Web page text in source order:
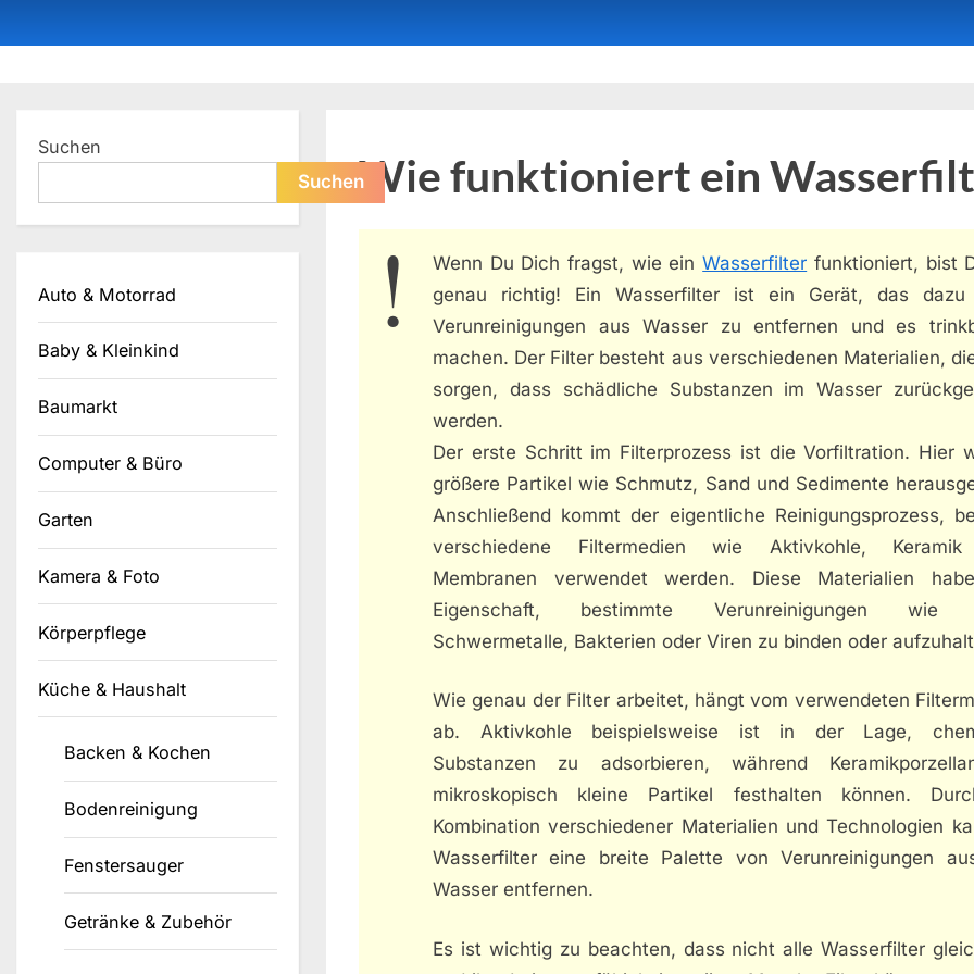
to
Wie funktioniert ein
Wenn Du Dich fragst, wie einWasserfilter funktioniert, bist
genau richtig! Ein Wasserfilter ist ein Gerät, das dazu
Verunreinigungen aus Wasser zu entfernen und es
machen. Der Filter besteht aus verschiedenen Materialien,
sorgen, dass schädliche Substanzen im Wasser
werden.
Der erste Schritt im Filterprozess ist die Vorfiltration. Hier
größere Partikel wie Schmutz, Sand und Sedimente
Anschließend kommt der eigentliche Reinigungsprozess,
verschiedene Filtermedien wie Aktivkohle,
Membranen verwendet werden. Diese Materialien
Eigenschaft, bestimmte Verunreinigungen wie
Schwermetalle, Bakterien oder Viren zu binden oder
Wie genau der Filter arbeitet, hängt vom verwendeten
ab. Aktivkohle beispielsweise ist in der Lage,
Substanzen zu adsorbieren, während
mikroskopisch kleine Partikel festhalten können.
Kombination verschiedener Materialien und Technologien
Wasserfilter eine breite Palette von Verunreinigungen
Wasser entfernen.
Es ist wichtig zu beachten, dass nicht alle Wasserfilter
Suchen
Suchen
Auto & Motorrad
Baby & Kleinkind
Baumarkt
Computer & Büro
Garten
Kamera & Foto
Körperpflege
Küche & Haushalt
Backen & Kochen
Bodenreinigung
Fenstersauger
Getränke & Zubehör